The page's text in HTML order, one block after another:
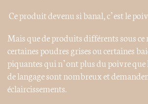
Ce produit devenu si banal, c’est le
Mais que de produits différents sous ce
certaines poudres grises ou certaines
piquantes qui n’ont plus du poivre que
de langage sont nombreux et
éclaircissements.